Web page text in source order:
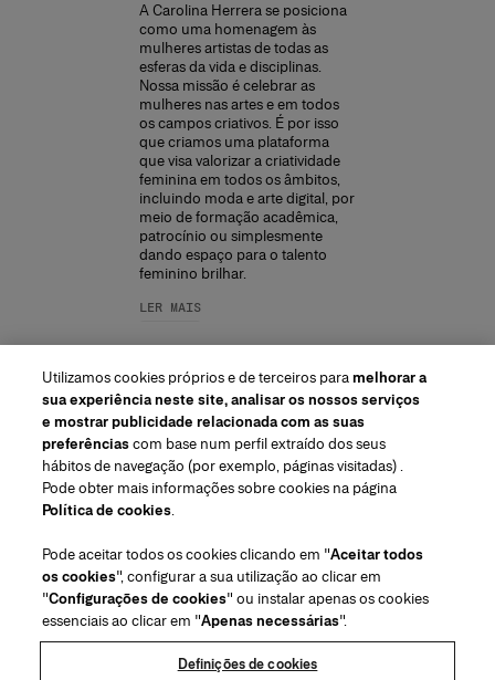
A Carolina Herrera se posiciona
como uma homenagem às
mulheres artistas de todas as
esferas da vida e disciplinas.
Nossa missão é celebrar as
mulheres nas artes e em todos
os campos criativos. É por isso
que criamos uma plataforma
que visa valorizar a criatividade
feminina em todos os âmbitos,
incluindo moda e arte digital, por
meio de formação acadêmica,
patrocínio ou simplesmente
dando espaço para o talento
feminino brilhar.
LER MAIS
Região/Idioma
Atendimiento ao cliente
Encontrar uma loja
Fale conosco
Envios e devoluções de Beleza
Envios e Devoluções de Moda
Acompanhe seu pedido
Sobre nós
House of Herrera
Carolina Herrera for Women in the Arts
Puig
Utilizamos cookies próprios e de terceiros paramelhorar a
sua experiência neste site, analisar os nossos serviços
e mostrar publicidade relacionada com as suas
preferênciascom base num perfil extraído dos seus
hábitos de navegação (por exemplo, páginas visitadas) .
Pode obter mais informações sobre cookies na página
Política de cookies.
Pode aceitar todos os cookies clicando em "Aceitar todos
os cookies", configurar a sua utilização ao clicar em
"Configurações de cookies" ou instalar apenas os cookies
essenciais ao clicar em "Apenas necessárias".
Definições de cookies